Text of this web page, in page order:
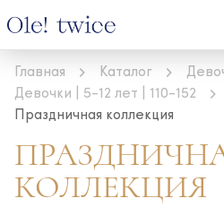
Главная Каталог
Девочки | 5-12 лет | 110-152
Праздничная коллекция
КОЛЛЕКЦИЯ